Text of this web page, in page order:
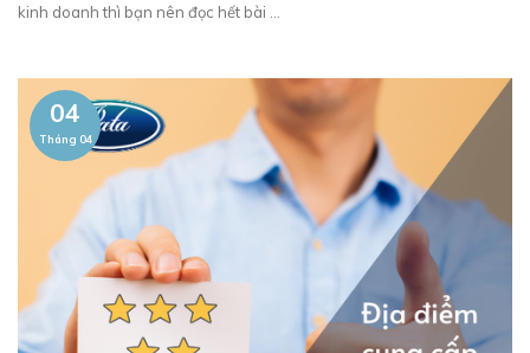
kinh doanh thì bạn nên đọc hết bài ...
04
Tháng 04